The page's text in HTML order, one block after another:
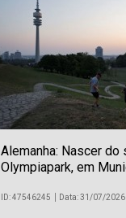
Alemanha: Nascer do
Olympiapark, em
ID: 47546245 Data: 31/07/2026